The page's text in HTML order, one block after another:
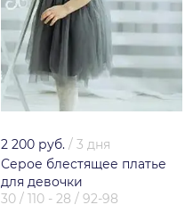
2 200 руб. / 3 дня
Серое блестящее платье
для девочки
30 / 110 - 28 / 92-98